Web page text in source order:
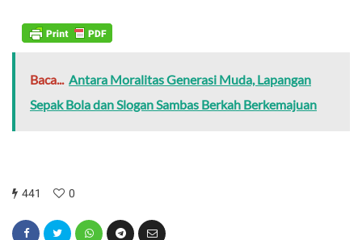
Baca... Antara Moralitas Generasi Muda, Lapangan
Sepak Bola dan Slogan Sambas Berkah Berkemajuan
441 0